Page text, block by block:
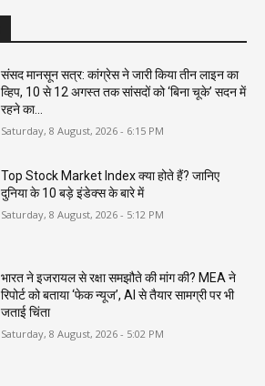
संसद मानसून सत्र: कांग्रेस ने जारी किया तीन लाइन का
व्हिप, 10 से 12 अगस्त तक सांसदों को ‘बिना चूके’ सदन में
रहने का...
Saturday, 8 August, 2026 - 6:15 PM
Top Stock Market Index क्या होते हैं? जानिए
दुनिया के 10 बड़े इंडेक्स के बारे में
Saturday, 8 August, 2026 - 5:12 PM
भारत ने इजरायल से रक्षा समझौते की मांग की? MEA ने
रिपोर्ट को बताया ‘फेक न्यूज’, AI से तैयार सामग्री पर भी
जताई चिंता
Saturday, 8 August, 2026 - 5:02 PM